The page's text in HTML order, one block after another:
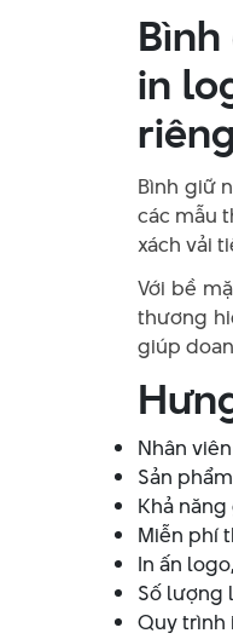
in
riêng
Bình giữ
các mẫu
xách vải
Với bề
thương
giúp
Nhân
Sản
Khả
Miễn phí
In ấn
Số lượng
Quy trình